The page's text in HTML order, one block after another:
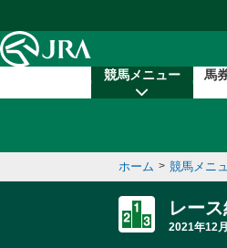
競馬メニュー 馬
ホーム > 競馬メニ
レー
2021年12